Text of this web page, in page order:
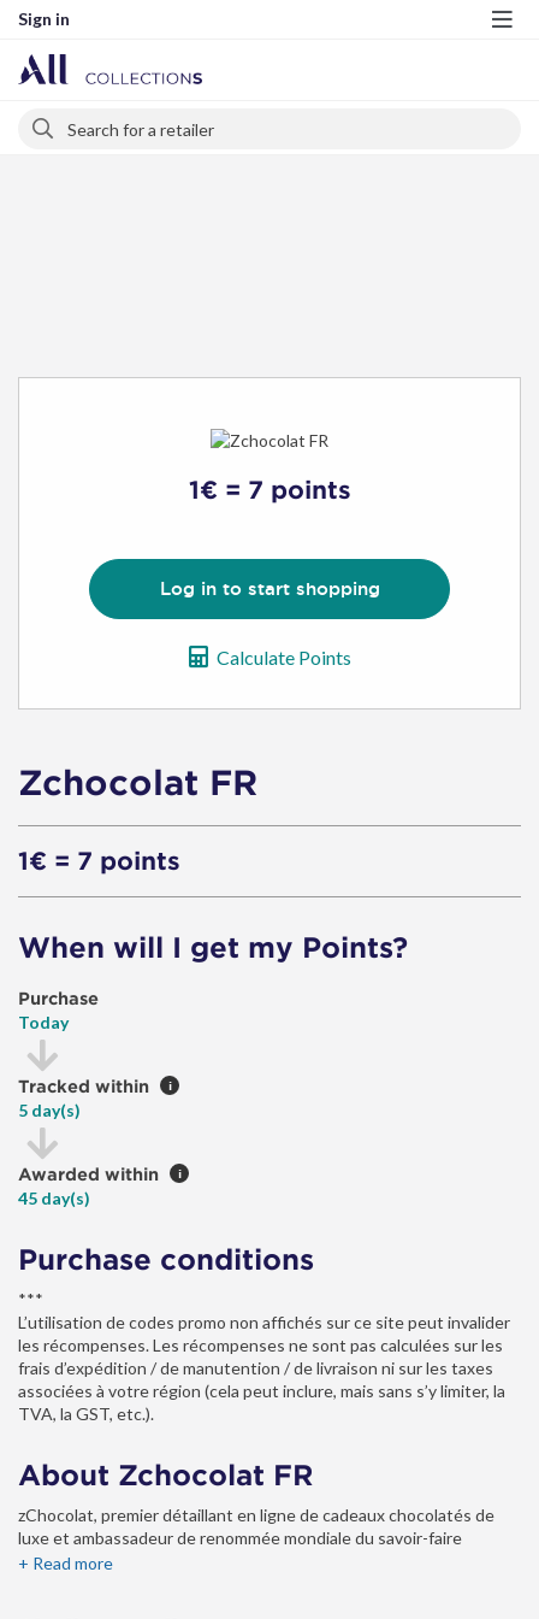
Sign in
Search
1€ = 7 points
Log in to start shopping
Calculate Points
Zchocolat FR
1€ = 7 points
When will I get my Points?
Purchase
Today
Tracked within i
5 day(s)
Awarded within i
45 day(s)
Purchase conditions
***
L’utilisation de codes promo non affichés sur ce site peut invalider
les récompenses. Les récompenses ne sont pas calculées sur les
frais d’expédition / de manutention / de livraison ni sur les taxes
associées à votre région (cela peut inclure, mais sans s’y limiter, la
TVA, la GST, etc.).
About Zchocolat FR
zChocolat, premier détaillant en ligne de cadeaux chocolatés de
luxe et ambassadeur de renommée mondiale du savoir-faire
chocolatier français, dévoile un chocolat en forme unique avec 26
+ Read more